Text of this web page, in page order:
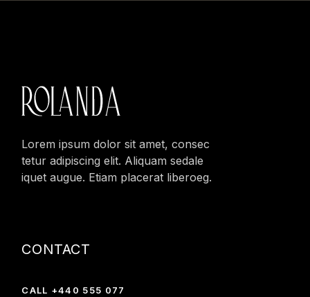
Lorem ipsum dolor sit amet, consec
tetur adipiscing elit. Aliquam sedale
iquet augue. Etiam placerat liberoeg.
CONTACT
CALL +440 555 077